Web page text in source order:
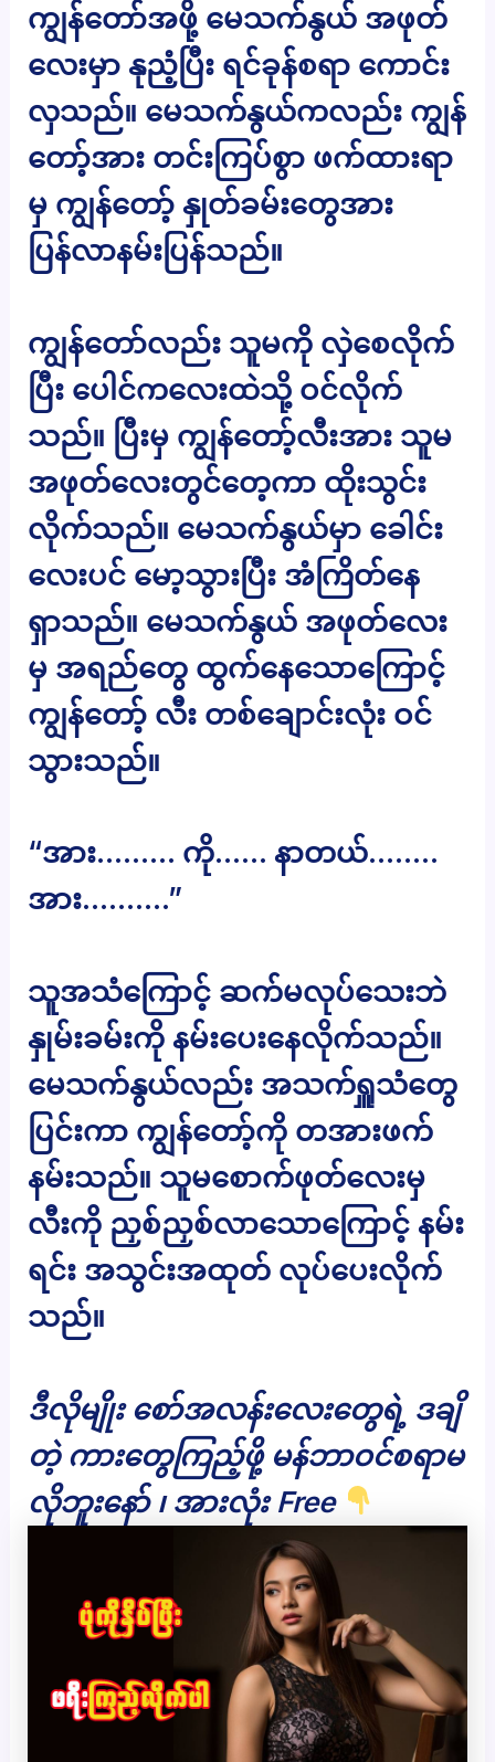
ကျွန်တော်အဖို့ မေသက်နွယ် အဖုတ်
လေးမှာ နုညံ့ပြီး ရင်ခုန်စရာ ကောင်း
လှသည်။ မေသက်နွယ်ကလည်း ကျွန်
တော့်အား တင်းကြပ်စွာ ဖက်ထားရာ
မှ ကျွန်တော့် နှုတ်ခမ်းတွေအား
ပြန်လာနမ်းပြန်သည်။
ကျွန်တော်လည်း သူမကို လှဲစေလိုက်
ပြီး ပေါင်ကလေးထဲသို့ ဝင်လိုက်
သည်။ ပြီးမှ ကျွန်တော့်လီးအား သူမ
အဖုတ်လေးတွင်တေ့ကာ ထိုးသွင်း
လိုက်သည်။ မေသက်နွယ်မှာ ခေါင်း
လေးပင် မော့သွားပြီး အံကြိတ်နေ
ရှာသည်။ မေသက်နွယ် အဖုတ်လေး
မှ အရည်တွေ ထွက်နေသောကြောင့်
ကျွန်တော့် လီး တစ်ချောင်းလုံး ဝင်
သွားသည်။
“အား……… ကို…… နာတယ်……..
အား……….”
သူအသံကြောင့် ဆက်မလုပ်သေးဘဲ
နှုမ်းခမ်းကို နမ်းပေးနေလိုက်သည်။
မေသက်နွယ်လည်း အသက်ရှူသံတွေ
ပြင်းကာ ကျွန်တော့်ကို တအားဖက်
နမ်းသည်။ သူမစောက်ဖုတ်လေးမှ
လီးကို ညှစ်ညှစ်လာသောကြောင့် နမ်း
ရင်း အသွင်းအထုတ် လုပ်ပေးလိုက်
သည်။
ဒီလိုမျိုး စော်အလန်းလေးတွေရဲ့ ဒချိ
တဲ့ ကားတွေကြည့်ဖို့ မန်ဘာဝင်စရာမ
လိုဘူးနော် ၊ အားလုံး Free